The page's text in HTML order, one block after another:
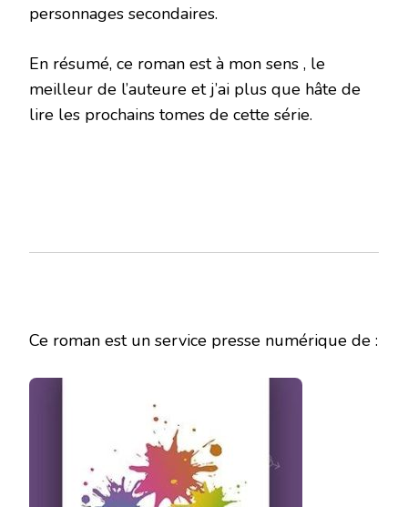
personnages secondaires.
En résumé, ce roman est à mon sens , le
meilleur de l’auteure et j’ai plus que hâte de
lire les prochains tomes de cette série.
Ce roman est un service presse numérique de :